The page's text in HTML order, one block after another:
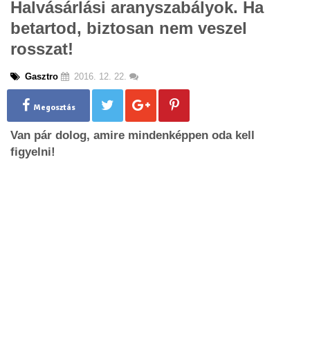
Halvásárlási aranyszabályok. Ha
betartod, biztosan nem veszel
rosszat!
Gasztro 2016. 12. 22.
Megosztás
Van pár dolog, amire mindenképpen oda kell
figyelni!